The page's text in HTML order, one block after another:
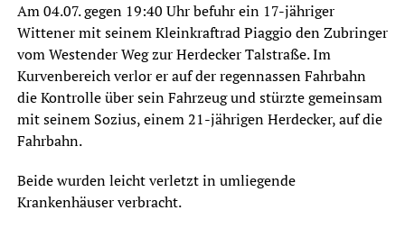
Am 04.07. gegen 19:40 Uhr befuhr ein 17-jähriger
Wittener mit seinem Kleinkraftrad Piaggio den Zubringer
vom Westender Weg zur Herdecker Talstraße. Im
Kurvenbereich verlor er auf der regennassen Fahrbahn
die Kontrolle über sein Fahrzeug und stürzte gemeinsam
mit seinem Sozius, einem 21-jährigen Herdecker, auf die
Fahrbahn.
Beide wurden leicht verletzt in umliegende
Krankenhäuser verbracht.